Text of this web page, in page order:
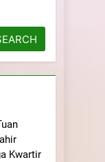
Kwartir